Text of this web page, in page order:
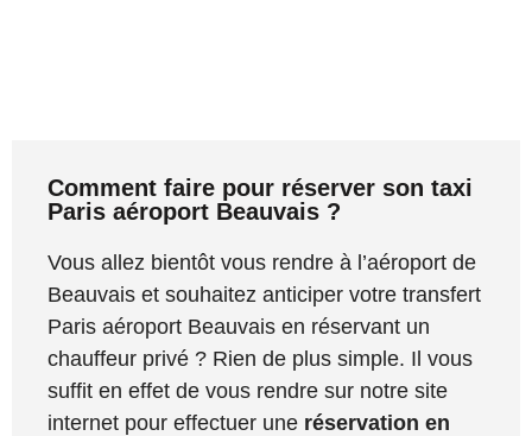
Comment faire pour réserver son taxi
Paris aéroport Beauvais ?
Vous allez bientôt vous rendre à l’aéroport de
Beauvais et souhaitez anticiper votre transfert
Paris aéroport Beauvais en réservant un
chauffeur privé ? Rien de plus simple. Il vous
suffit en effet de vous rendre sur notre site
internet pour effectuer une réservation en